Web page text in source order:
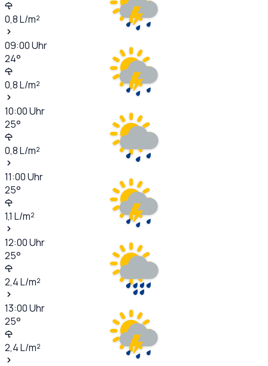
0,8L/m²
09:00Uhr
24°
0,8L/m²
10:00Uhr
25°
0,8L/m²
11:00Uhr
25°
1,1 L/m²
12:00Uhr
25°
2,4L/m²
13:00Uhr
25°
2,4L/m²